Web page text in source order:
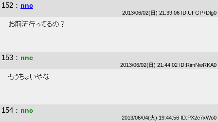
152 ： nnc
2013/06/02(日) 21:39:06 ID:UFGP+Dlg0
お前流行ってるの？
153 ： nnc
2013/06/02(日) 21:44:02 ID:RimNwRKA0
もうちょいやな
154 ： nnc
2013/06/04(火) 19:44:56 ID:PX2e7xWo0